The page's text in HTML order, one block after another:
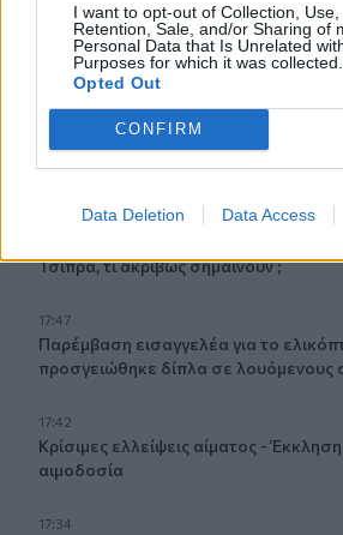
I want to opt-out of Collection, Use,
Retention, Sale, and/or Sharing of
Personal Data that Is Unrelated
Purposes for which it was collected.
Opted Out
CONFIRM
Data Deletion Data Access
18:05
ΟΦΗ: Σπουδαία επένδυση με τον
Παπαδάκη
Εύβοια: Ιερέας έσωσε 78χρονη από
Τσίπρα, τι ακριβώς σημαίνουν ;
17:47
Παρέμβαση εισαγγελέα για το
προσγειώθηκε δίπλα σε λουόμενους
17:42
Κρίσιμες ελλείψεις αίματος -
αιμοδοσία
17:34